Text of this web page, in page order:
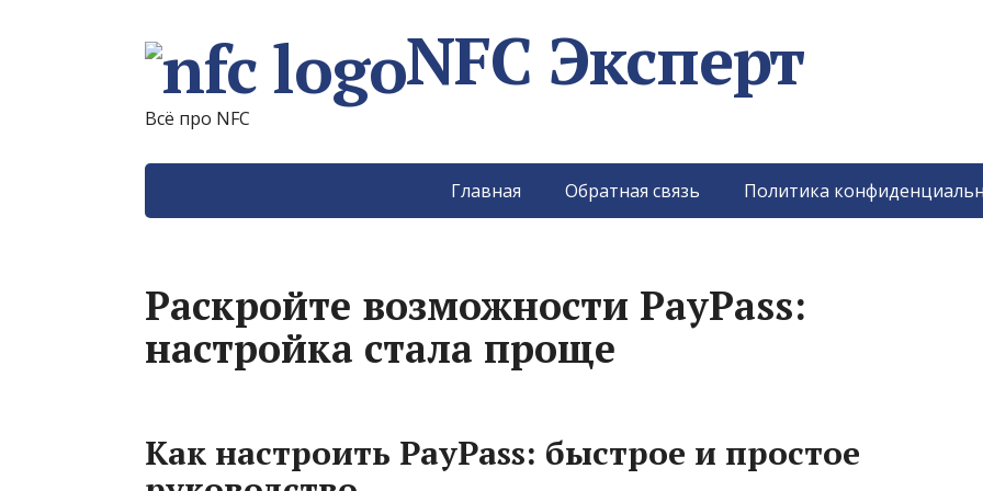
NFC Эксперт
Всё про NFC
Главная Обратная связь Политика
Раскройте возможности PayPass:
настройка стала проще
Как настроить PayPass: быстрое и простое